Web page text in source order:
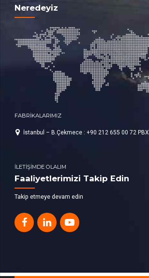
Neredeyiz
FABRİKALARIMIZ
İstanbul – B.Çekmece : +90 212 655 00 72 PBX
İLETİŞİMDE OLALIM
Faaliyetlerimizi Takip Edin
Takip etmeye devam edin